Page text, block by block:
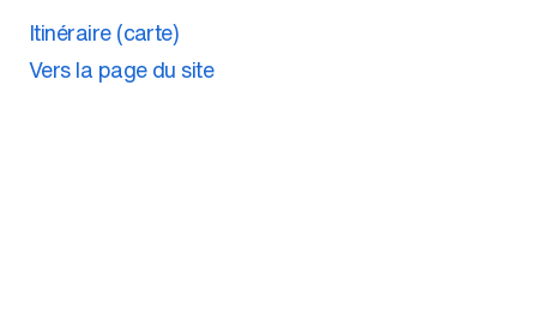
Itinéraire (carte)
Vers la page du site